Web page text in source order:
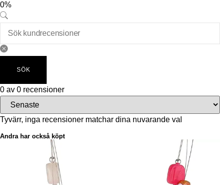
0%
SÖK
0 av 0 recensioner
Tyvärr, inga recensioner matchar dina nuvarande val
Andra har också köpt